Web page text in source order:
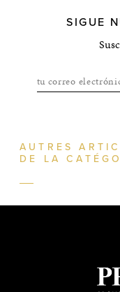
SIGUE
tu correo
AUTRES
DE LA